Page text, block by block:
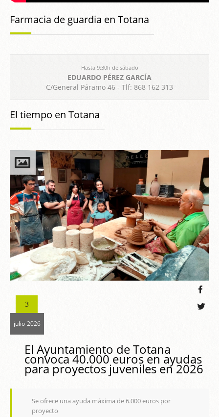
3
julio-2026
El Ayuntamiento de Totana
convoca 40.000 euros en ayudas
para proyectos juveniles en 2026
Se ofrece una ayuda máxima de 6.000 euros por
proyecto
Farmacia de guardia en Totana
Hasta 9:30h de sábado
EDUARDO PÉREZ GARCÍA
C/General Páramo 46 - Tlf: 868 162 313
El tiempo en Totana